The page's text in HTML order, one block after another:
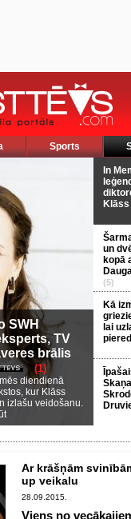
Sports
SWH
TV
brālis
(1)
diendienā
kur Klāss
izlašu veidošanu.
In
un
kopā
(5)
Kā
lai
Ar krāšņām
up veikalu
28.09.2015.
Viens no